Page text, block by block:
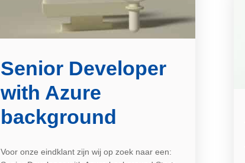
Senior Developer
with Azure
background
Voor onze eindklant zijn wij op zoek naar een: